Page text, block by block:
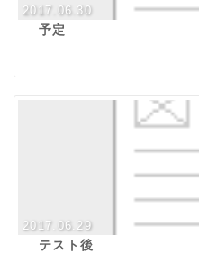
2017.06.30
予定
2017.06.29
テスト後